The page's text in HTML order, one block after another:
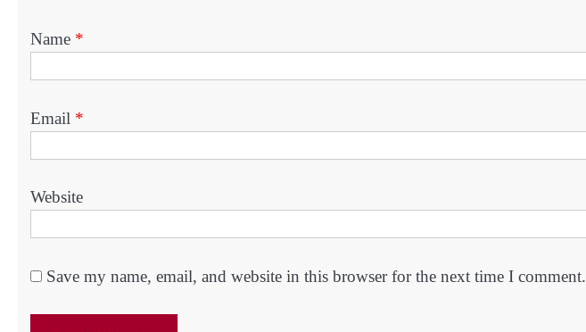
Name *
Email *
Website
Save my name, email, and website in this browser for the next time I comment.